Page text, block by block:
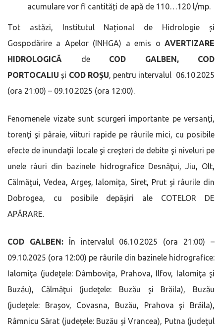
acumulare vor fi cantități de apă de 110…120 l/mp.
Tot astăzi, Institutul Național de Hidrologie și
Gospodărire a Apelor (INHGA) a emis o AVERTIZARE
HIDROLOGICĂ de COD GALBEN, COD
PORTOCALIU și COD ROȘU, pentru intervalul 06.10.2025
(ora 21:00) – 09.10.2025 (ora 12:00).
Fenomenele vizate sunt scurgeri importante pe versanţi,
torenţi şi pâraie, viituri rapide pe râurile mici, cu posibile
efecte de inundaţii locale şi creşteri de debite şi niveluri pe
unele râuri din bazinele hidrografice Desnăţui, Jiu, Olt,
Călmăţui, Vedea, Argeş, Ialomiţa, Siret, Prut şi râurile din
Dobrogea, cu posibile depăşiri ale COTELOR DE
APĂRARE.
COD GALBEN:În intervalul 06.10.2025 (ora 21:00) –
09.10.2025 (ora 12:00) pe râurile din bazinele hidrografice:
Ialomiţa (judeţele: Dâmboviţa, Prahova, Ilfov, Ialomiţa şi
Buzău), Călmăţui (judeţele: Buzău şi Brăila), Buzău
(judeţele: Braşov, Covasna, Buzău, Prahova şi Brăila),
Râmnicu Sărat (judeţele: Buzău şi Vrancea), Putna (judeţul